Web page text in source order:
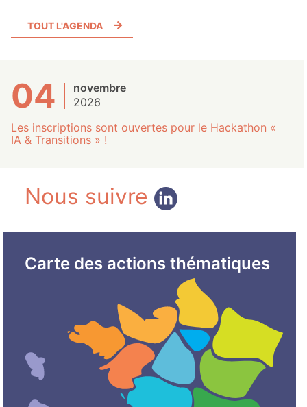
TOUT L'AGENDA
04
novembre
2026
Les inscriptions sont ouvertes pour le Hackathon «
IA & Transitions » !
Nous suivre
Carte des actions thématiques